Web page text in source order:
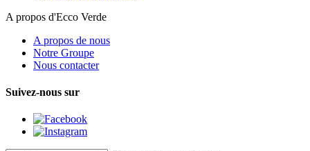
A propos d'Ecco Verde
A propos de nous
Notre Groupe
Nous contacter
Suivez-nous sur